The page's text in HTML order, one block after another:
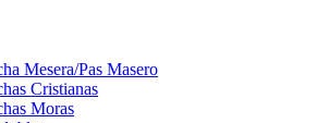
Mesera/Pas Masero
Cristianas
Moras